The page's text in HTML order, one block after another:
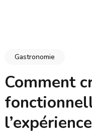
Gastronomie
Comment